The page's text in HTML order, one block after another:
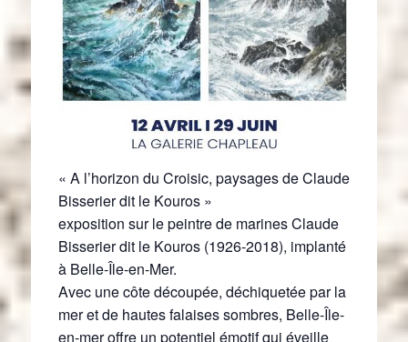
« A l’horizon du Croisic, paysages de Claude
Bisserier dit le Kouros »
exposition sur le peintre de marines Claude
Bisserier dit le Kouros (1926-2018), implanté
à Belle-Île-en-Mer.
Avec une côte découpée, déchiquetée par la
mer et de hautes falaises sombres, Belle-Île-
en-mer offre un potentiel émotif qui éveille